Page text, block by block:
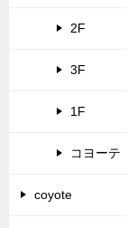
2F
3F
1F
コヨーテ
coyote